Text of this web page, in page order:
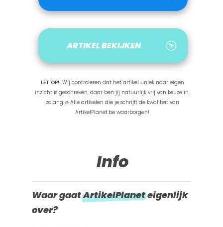
ARTIKEL BEKIJKEN
LET OP!: Wij controleren dat het artikel uniek naar eigen
inzicht is geschreven, daar ben jij natuurlijk vrij van keuze in,
zolang ➮ Alle artikelen die je schrijft de kwaliteit van
ArtikelPlanet.be waarborgen!
Info
Waar gaatArtikelPlaneteigenlijk
over?